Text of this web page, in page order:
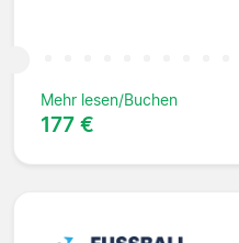
Mehr lesen/Buchen
177 €